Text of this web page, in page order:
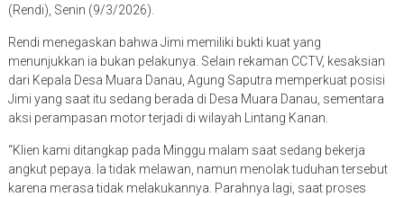
(Rendi), Senin (9/3/2026).
Rendi menegaskan bahwa Jimi memiliki bukti kuat yang
menunjukkan ia bukan pelakunya. Selain rekaman CCTV, kesaksian
dari Kepala Desa Muara Danau, Agung Saputra memperkuat posisi
Jimi yang saat itu sedang berada di Desa Muara Danau, sementara
aksi perampasan motor terjadi di wilayah Lintang Kanan.
“Klien kami ditangkap pada Minggu malam saat sedang bekerja
angkut pepaya. Ia tidak melawan, namun menolak tuduhan tersebut
karena merasa tidak melakukannya. Parahnya lagi, saat proses